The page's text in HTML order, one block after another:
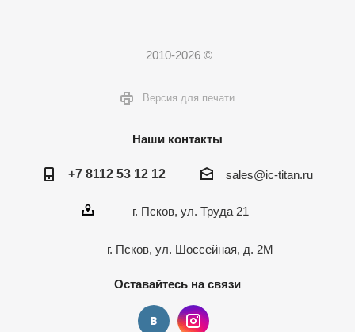
2010-2026 ©
Версия для печати
Наши контакты
+7 8112 53 12 12 sales@ic-titan.ru
г. Псков, ул. Труда 21
г. Псков, ул. Шоссейная, д. 2М
Оставайтесь на связи